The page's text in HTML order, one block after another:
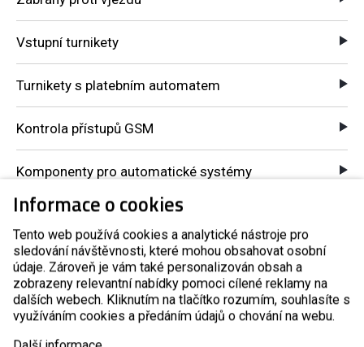
Vstupní turnikety
Turnikety s platebním automatem
Kontrola přístupů GSM
Komponenty pro automatické systémy
O nás
Reference
Blog
Informace o cookies
Tento web používá cookies a analytické nástroje pro
sledování návštěvnosti, které mohou obsahovat osobní
údaje. Zároveň je vám také personalizován obsah a
zobrazeny relevantní nabídky pomoci cílené reklamy na
dalších webech. Kliknutím na tlačítko rozumím, souhlasíte s
využíváním cookies a předáním údajů o chování na webu.